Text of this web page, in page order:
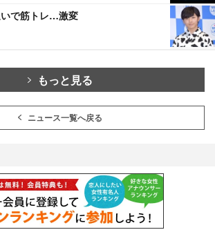
で筋トレ…激変
もっと見る
ニュース一覧へ戻る